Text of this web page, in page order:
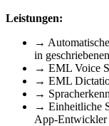
Leistungen:
→
in
→ EML Voice
→ EML
→
→ Einheitliche
App-Entwickler